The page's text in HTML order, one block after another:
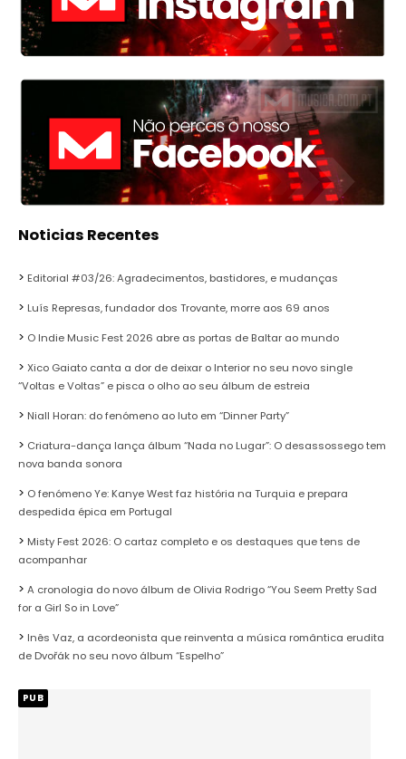
Noticias Recentes
Editorial #03/26: Agradecimentos, bastidores, e mudanças
Luís Represas, fundador dos Trovante, morre aos 69 anos
O Indie Music Fest 2026 abre as portas de Baltar ao mundo
Xico Gaiato canta a dor de deixar o Interior no seu novo single
“Voltas e Voltas” e pisca o olho ao seu álbum de estreia
Niall Horan: do fenómeno ao luto em “Dinner Party”
Criatura-dança lança álbum “Nada no Lugar”: O desassossego tem
nova banda sonora
O fenómeno Ye: Kanye West faz história na Turquia e prepara
despedida épica em Portugal
Misty Fest 2026: O cartaz completo e os destaques que tens de
acompanhar
A cronologia do novo álbum de Olivia Rodrigo “You Seem Pretty Sad
for a Girl So in Love”
Inês Vaz, a acordeonista que reinventa a música romântica erudita
de Dvořák no seu novo álbum “Espelho”
PUB